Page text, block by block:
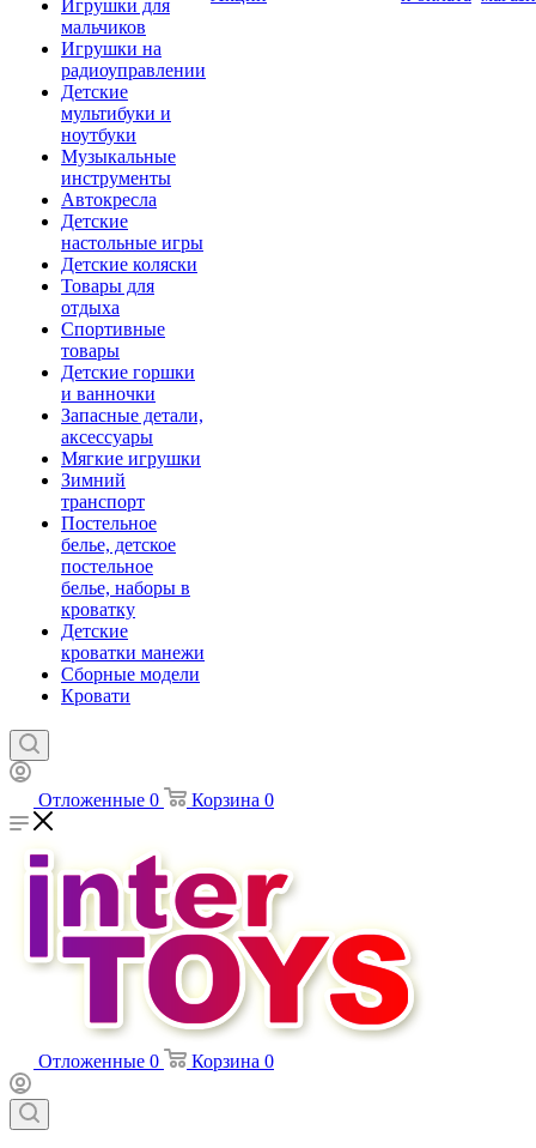
Игрушки для
мальчиков
Игрушки на
радиоуправлении
Детские
мультибуки и
ноутбуки
Музыкальные
инструменты
Автокресла
Детские
настольные игры
Детские коляски
Товары для
отдыха
Спортивные
товары
Детские горшки
и ванночки
Запасные детали,
аксессуары
Мягкие игрушки
Зимний
транспорт
Постельное
белье, детское
постельное
белье, наборы в
кроватку
Детские
кроватки манежи
Сборные модели
Кровати
Отложенные 0 Корзина 0
Отложенные 0 Корзина 0